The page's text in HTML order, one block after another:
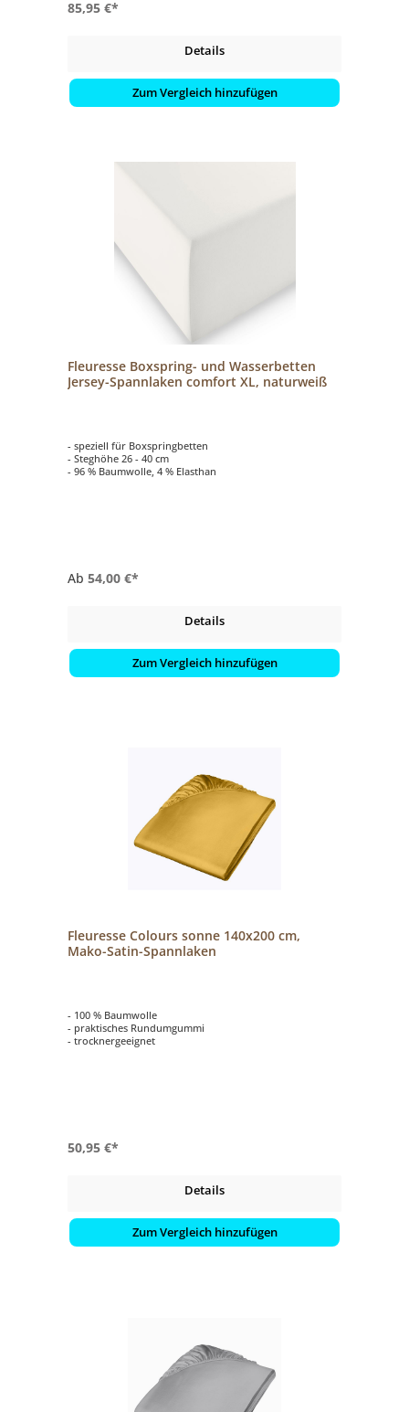
85,95 €*
Details
Zum Vergleich hinzufügen
Fleuresse Boxspring- und Wasserbetten
Jersey-Spannlaken comfort XL, naturweiß
- speziell für Boxspringbetten
- Steghöhe 26 - 40 cm
- 96 % Baumwolle, 4 % Elasthan
Ab 54,00 €*
Details
Zum Vergleich hinzufügen
Fleuresse Colours sonne 140x200 cm,
Mako-Satin-Spannlaken
- 100 % Baumwolle
- praktisches Rundumgummi
- trocknergeeignet
50,95 €*
Details
Zum Vergleich hinzufügen